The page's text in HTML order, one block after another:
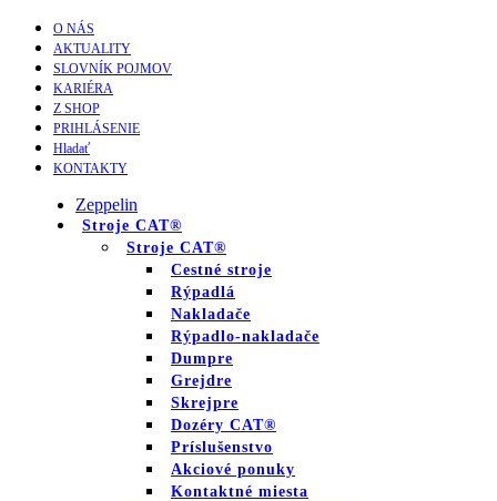
O NÁS
AKTUALITY
SLOVNÍK POJMOV
KARIÉRA
Z SHOP
PRIHLÁSENIE
Hladať
KONTAKTY
Zeppelin
Stroje CAT®
Stroje CAT®
Cestné stroje
Rýpadlá
Nakladače
Rýpadlo-nakladače
Dumpre
Grejdre
Skrejpre
Dozéry CAT®
Príslušenstvo
Akciové ponuky
Kontaktné miesta